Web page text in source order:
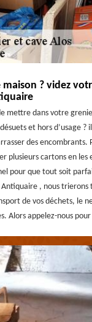
maison ? videz
mettre dans votre
et hors d’usage ?
des encombrants.
plusieurs cartons en les
pour que tout soit
, nous trierons
de vos déchets, le
Alors appelez-nous pour